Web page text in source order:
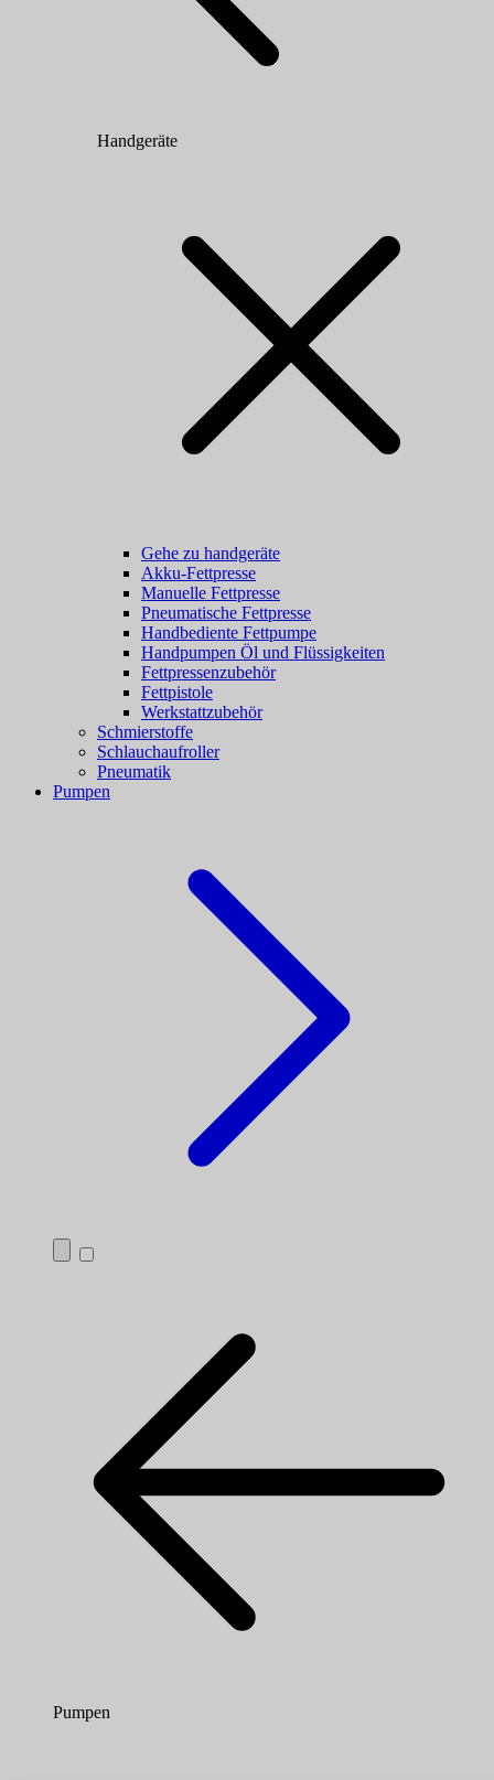
Handgeräte
Gehe zu handgeräte
Akku-Fettpresse
Manuelle Fettpresse
Pneumatische Fettpresse
Handbediente Fettpumpe
Handpumpen Öl und Flüssigkeiten
Fettpressenzubehör
Fettpistole
Werkstattzubehör
Schmierstoffe
Schlauchaufroller
Pneumatik
Pumpen
Pumpen